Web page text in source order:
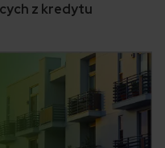
z kredytu